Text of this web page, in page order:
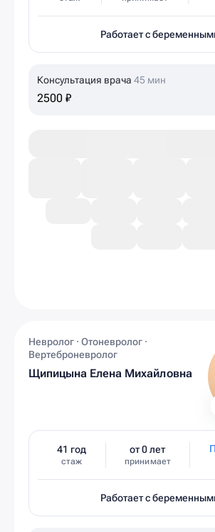
Работает с
Консультация врача 45 мин
2500 ₽
Невролог · Отоневролог ·
Вертеброневролог
Щипицына Елена Михайловна
41 год
стаж
от 0 лет
принимает
Работает с